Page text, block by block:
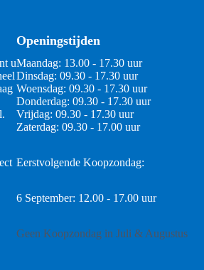
u
Openingstijden
Maandag: 13.00 - 17.30 uur
Dinsdag: 09.30 - 17.30 uur
Woensdag: 09.30 - 17.30 uur
Donderdag: 09.30 - 17.30 uur
Vrijdag: 09.30 - 17.30 uur
Zaterdag: 09.30 - 17.00 uur
Eerstvolgende Koopzondag:
6 September: 12.00 - 17.00 uur
Geen Koopzondag in Juli & Augustus